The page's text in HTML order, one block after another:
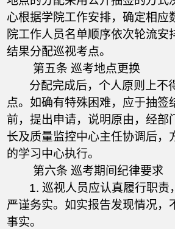
心根据学院工作安排，确定相应
院工作人员名单顺序依次轮流安
结果分配巡视考点。
第五条 巡考地点更换
分配完成后，个人原则上不
点。如确有特殊困难，应于抽签
前，提出申请，说明原由，经部
长及质量监控中心主任协调后，
的学习中心执行。
第六条 巡考期间纪律要求
1. 巡视人员应认真履行职责
严谨务实。如实报告发现情况，
事实。